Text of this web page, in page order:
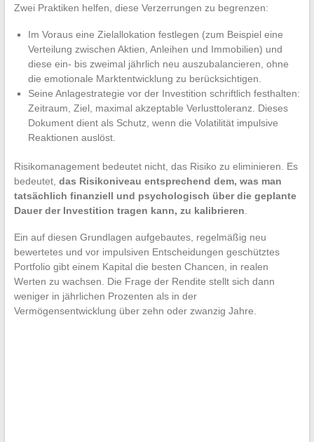
Zwei Praktiken helfen, diese Verzerrungen zu begrenzen:
Im Voraus eine Zielallokation festlegen (zum Beispiel eine
Verteilung zwischen Aktien, Anleihen und Immobilien) und
diese ein- bis zweimal jährlich neu auszubalancieren, ohne
die emotionale Marktentwicklung zu berücksichtigen.
Seine Anlagestrategie vor der Investition schriftlich festhalten:
Zeitraum, Ziel, maximal akzeptable Verlusttoleranz. Dieses
Dokument dient als Schutz, wenn die Volatilität impulsive
Reaktionen auslöst.
Risikomanagement bedeutet nicht, das Risiko zu eliminieren. Es
bedeutet, das Risikoniveau entsprechend dem, was man
tatsächlich finanziell und psychologisch über die geplante
Dauer der Investition tragen kann, zu kalibrieren.
Ein auf diesen Grundlagen aufgebautes, regelmäßig neu
bewertetes und vor impulsiven Entscheidungen geschütztes
Portfolio gibt einem Kapital die besten Chancen, in realen
Werten zu wachsen. Die Frage der Rendite stellt sich dann
weniger in jährlichen Prozenten als in der
Vermögensentwicklung über zehn oder zwanzig Jahre.